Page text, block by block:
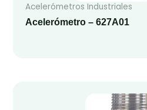
Acelerómetros Industriales
Acelerómetro – 627A01